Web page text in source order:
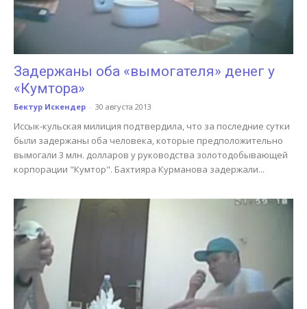
Задержаны оба «вымогателя» денег у
«Кумтора»
Бектур Искендер - 30 августа 2013
Иссык-кульская милиция подтвердила, что за последние сутки
были задержаны оба человека, которые предположительно
вымогали 3 млн. долларов у руководства золотодобывающей
корпорации "Кумтор". Бахтияра Курманова задержали...